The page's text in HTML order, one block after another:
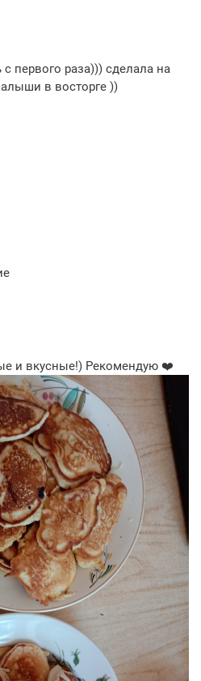
первого раза))) сделала на
в восторге ))
и вкусные!) Рекомендую ❤️